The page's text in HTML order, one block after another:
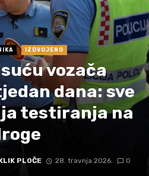
IZDVOJENO
vozača
dana: sve
testiranja na
PLOČE 28. travnja 2026. 0